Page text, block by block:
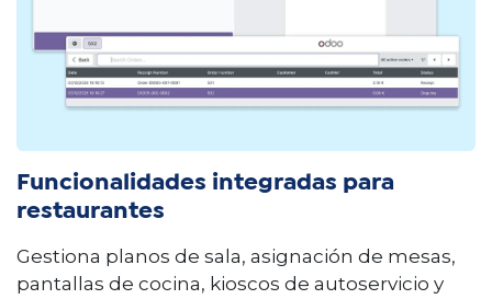
Funcionalidades integradas para
restaurantes
Gestiona planos de sala, asignación de mesas,
pantallas de cocina, kioscos de autoservicio y